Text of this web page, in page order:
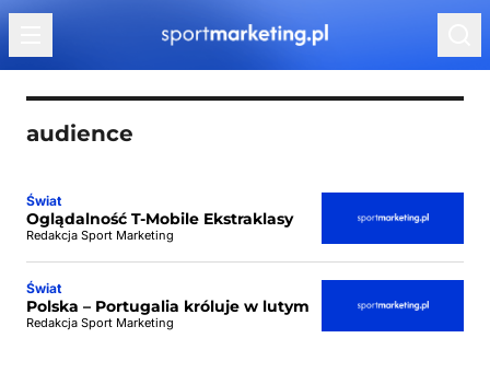
Przejdź do treści
audience
Świat
Oglądalność T-Mobile Ekstraklasy
Redakcja Sport Marketing
Świat
Polska – Portugalia króluje w lutym
Redakcja Sport Marketing